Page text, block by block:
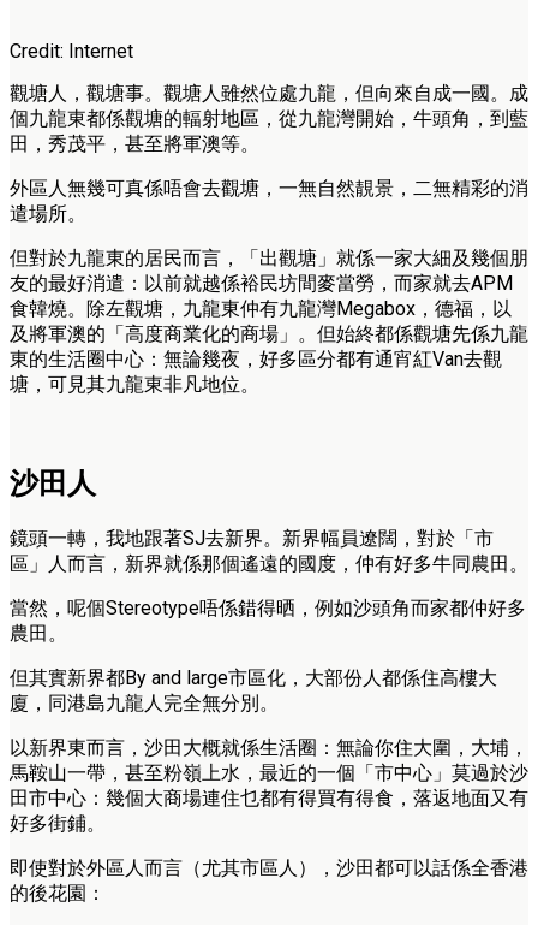
Credit: Internet
觀塘人，觀塘事。觀塘人雖然位處九龍，但向來自成一國。成
個九龍東都係觀塘的輻射地區，從九龍灣開始，牛頭角，到藍
田，秀茂平，甚至將軍澳等。
外區人無幾可真係唔會去觀塘，一無自然靚景，二無精彩的消
遣場所。
但對於九龍東的居民而言，「出觀塘」就係一家大細及幾個朋
友的最好消遣：以前就越係裕民坊間麥當勞，而家就去APM
食韓燒。除左觀塘，九龍東仲有九龍灣Megabox，德福，以
及將軍澳的「高度商業化的商場」。但始終都係觀塘先係九龍
東的生活圈中心：無論幾夜，好多區分都有通宵紅Van去觀
塘，可見其九龍東非凡地位。
沙田人
鏡頭一轉，我地跟著SJ去新界。新界幅員遼闊，對於「市
區」人而言，新界就係那個遙遠的國度，仲有好多牛同農田。
當然，呢個Stereotype唔係錯得晒，例如沙頭角而家都仲好多
農田。
但其實新界都By and large市區化，大部份人都係住高樓大
廈，同港島九龍人完全無分別。
以新界東而言，沙田大概就係生活圈：無論你住大圍，大埔，
馬鞍山一帶，甚至粉嶺上水，最近的一個「市中心」莫過於沙
田市中心：幾個大商場連住乜都有得買有得食，落返地面又有
好多街鋪。
即使對於外區人而言（尤其市區人），沙田都可以話係全香港
的後花園：